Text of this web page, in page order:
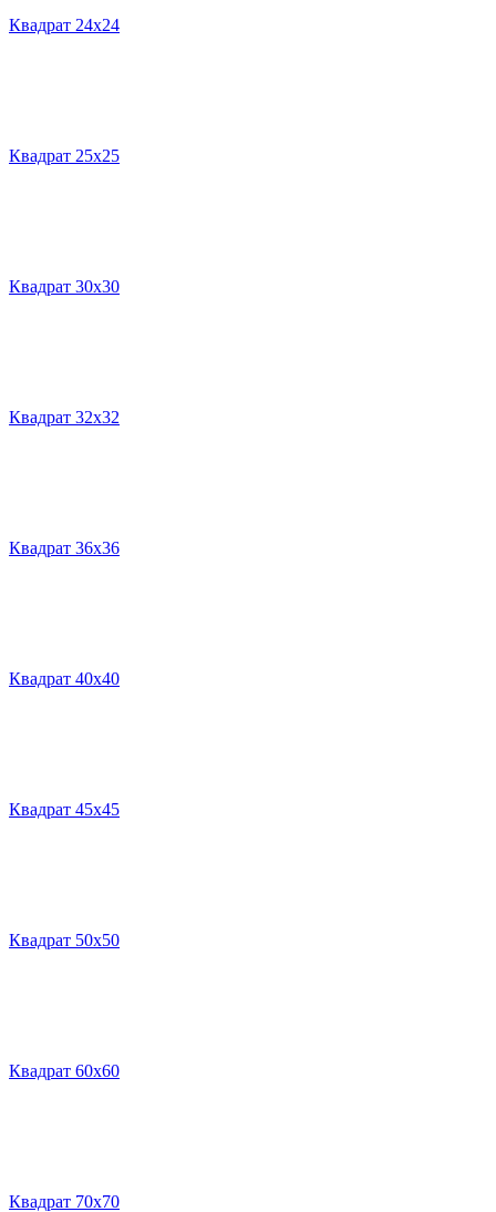
Квадрат 24х24
Квадрат 25х25
Квадрат 30х30
Квадрат 32х32
Квадрат 36х36
Квадрат 40х40
Квадрат 45х45
Квадрат 50х50
Квадрат 60х60
Квадрат 70х70